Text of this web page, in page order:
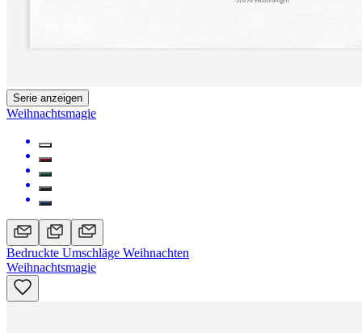
Serie anzeigen
Weihnachtsmagie
Bedruckte Umschläge Weihnachten
Weihnachtsmagie